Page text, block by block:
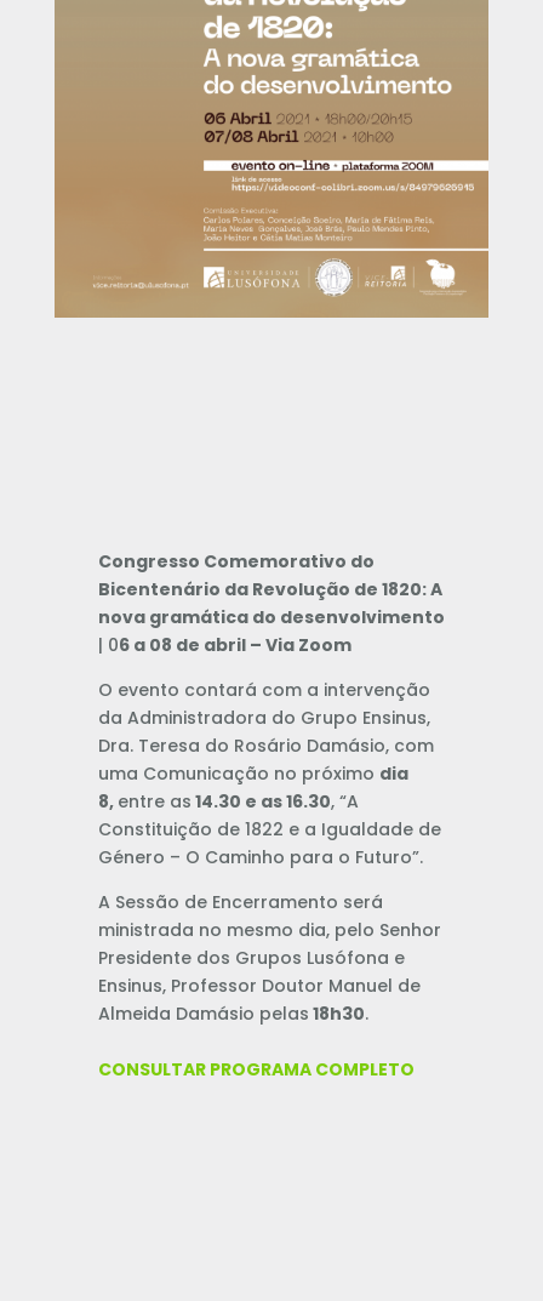
Congresso Comemorativo do
Bicentenário da Revolução de 1820: A
nova gramática do desenvolvimento
| 06 a 08 de abril – Via Zoom
O evento contará com a intervenção
da Administradora do Grupo Ensinus,
Dra. Teresa do Rosário Damásio, com
uma Comunicação no próximo dia
8, entre as 14.30 e as 16.30, “A
Constituição de 1822 e a Igualdade de
Género – O Caminho para o Futuro”.
A Sessão de Encerramento será
ministrada no mesmo dia, pelo Senhor
Presidente dos Grupos Lusófona e
Ensinus, Professor Doutor Manuel de
Almeida Damásio pelas 18h30.
CONSULTAR PROGRAMA COMPLETO